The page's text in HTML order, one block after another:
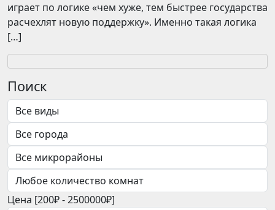
играет по логике «чем хуже, тем быстрее государства
расчехлят новую поддержку». Именно такая логика
[…]
Поиск
Цена [200₽-2500000₽]